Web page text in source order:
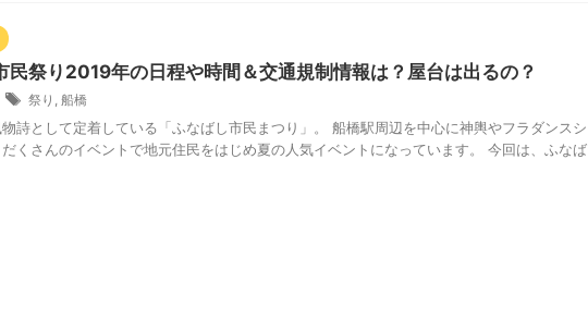
民祭り2019年の日程や時間＆交通規制情報は？屋台は出るの？
祭り , 船橋
詩として定着している「ふなばし市民まつり」。 船橋駅周辺を中心に神輿やフラダンスシ
だくさんのイベントで地元住民をはじめ夏の人気イベントになっています。 今回は、ふなば